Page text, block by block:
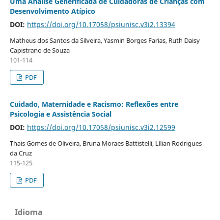
Desenvolvimento Atípico
DOI: https://doi.org/10.17058/psiunisc.v3i2.13394
Matheus dos Santos da Silveira, Yasmin Borges Farias, Ruth Daisy
Capistrano de Souza
101-114
PDF
Cuidado, Maternidade e Racismo: Reflexões entre
Psicologia e Assistência Social
DOI: https://doi.org/10.17058/psiunisc.v3i2.12599
Thais Gomes de Oliveira, Bruna Moraes Battistelli, Lílian Rodrigues
da Cruz
115-125
PDF
Idioma